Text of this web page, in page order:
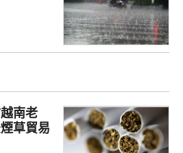
南老
草貿易